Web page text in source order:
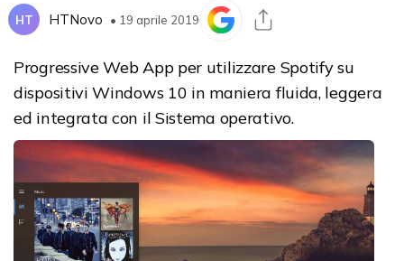
HT HTNovo • 19 aprile 2019
Progressive Web App per utilizzare Spotify su
dispositivi Windows 10 in maniera fluida, leggera
ed integrata con il Sistema operativo.